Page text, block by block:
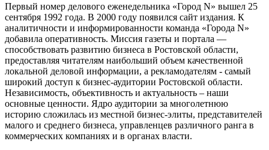
Первый номер делового еженедельника «Город N» вышел 25
сентября 1992 года. В 2000 году появился сайт издания. К
аналитичности и информированности команда «Города N»
добавила оперативность. Миссия газеты и портала —
способствовать развитию бизнеса в Ростовской области,
предоставляя читателям наибольший объем качественной
локальной деловой информации, а рекламодателям - самый
широкий доступ к бизнес-аудитории Ростовской области.
Независимость, объективность и актуальность – наши
основные ценности. Ядро аудитории за многолетнюю
историю сложилась из местной бизнес-элиты, представителей
малого и среднего бизнеса, управленцев различного ранга в
коммерческих компаниях и в органах власти.